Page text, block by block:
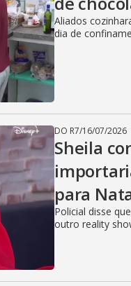
Aliados
dia de
DO R7/16/07/2026
Sheila
para
Policial disse
outro reality